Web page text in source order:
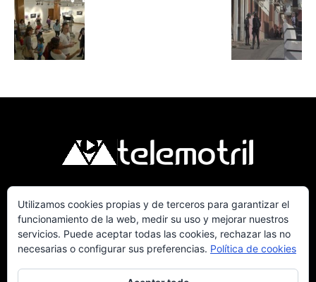
Telemotril, la Televisión Digital de la Costa
Tropical de Granada. Siguenos en Fm a traves
del 107.7 en OndaSur Motril.
Utilizamos cookies propias y de terceros para garantizar el
funcionamiento de la web, medir su uso y mejorar nuestros
servicios. Puede aceptar todas las cookies, rechazar las no
necesarias o configurar sus preferencias. Política de cookies